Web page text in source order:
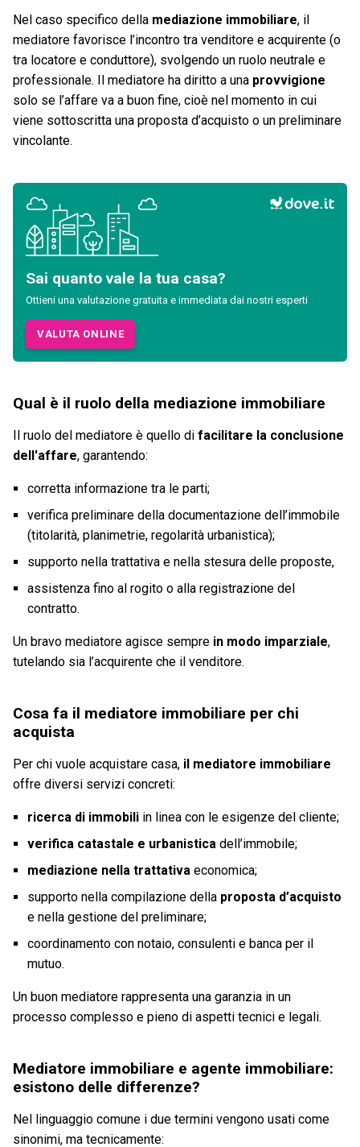
Nel caso specifico della mediazione immobiliare, il
mediatore favorisce l’incontro tra venditore e acquirente (o
tra locatore e conduttore), svolgendo un ruolo neutrale e
professionale. Il mediatore ha diritto a una provvigione
solo se l’affare va a buon fine, cioè nel momento in cui
viene sottoscritta una proposta d’acquisto o un preliminare
vincolante.
Sai quanto vale la tua casa?
Ottieni una valutazione gratuita e immediata dai nostri esperti
VALUTA ONLINE
Qual è il ruolo della mediazione immobiliare
Il ruolo del mediatore è quello di facilitare la conclusione
dell'affare, garantendo:
corretta informazione tra le parti;
verifica preliminare della documentazione dell’immobile
(titolarità, planimetrie, regolarità urbanistica);
supporto nella trattativa e nella stesura delle proposte,
assistenza fino al rogito o alla registrazione del
contratto.
Un bravo mediatore agisce sempre in modo imparziale,
tutelando sia l’acquirente che il venditore.
Cosa fa il mediatore immobiliare per chi
acquista
Per chi vuole acquistare casa, il mediatore immobiliare
offre diversi servizi concreti:
ricerca di immobiliin linea con le esigenze del cliente;
verifica catastale e urbanisticadell’immobile;
mediazione nella trattativaeconomica;
supporto nella compilazione della proposta d’acquisto
e nella gestione del preliminare;
coordinamento con notaio, consulenti e banca per il
mutuo.
Un buon mediatore rappresenta una garanzia in un
processo complesso e pieno di aspetti tecnici e legali.
Mediatore immobiliare e agente immobiliare:
esistono delle differenze?
Nel linguaggio comune i due termini vengono usati come
sinonimi, ma tecnicamente: